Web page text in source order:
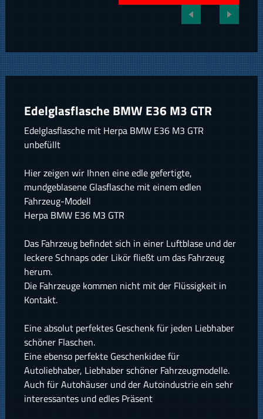
Edelglasflasche BMW E36 M3 GTR
Edelglasflasche mit Herpa BMW E36 M3 GTR
unbefüllt
Hier zeigen wir Ihnen eine edle gefertigte,
mundgeblasene Glasflasche mit einem edlen
Fahrzeug-Modell
Herpa BMW E36 M3 GTR
Das Fahrzeug befindet sich in einer Luftblase und der
leckere Schnaps oder Likör fließt um das Fahrzeug
herum.
Die Fahrzeuge kommen nicht mit der Flüssigkeit in
Kontakt.
Eine absolut perfektes Geschenk für jeden Liebhaber
schöner Flaschen.
Eine ebenso perfekte Geschenkidee für
Autoliebhaber, Liebhaber schöner Fahrzeugmodelle.
Auch für Autohäuser und der Autoindustrie ein sehr
interessantes und edles Präsent